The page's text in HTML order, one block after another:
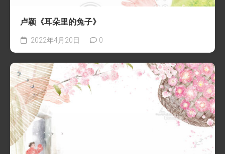
卢颖《耳朵里的兔子》
2022年4月20日 0